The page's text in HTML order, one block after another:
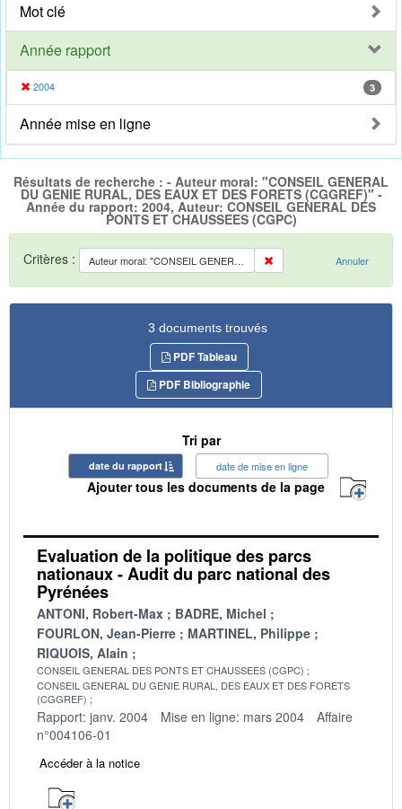
Mot clé
Année rapport
2004 3
Année mise en ligne
Résultats de recherche : - Auteur moral: "CONSEIL GENERAL
DU GENIE RURAL, DES EAUX ET DES FORETS (CGGREF)" -
Année du rapport: 2004, Auteur: CONSEIL GENERAL DES
PONTS ET CHAUSSEES (CGPC)
Critères : Auteur moral: "CONSEIL GENERAL DU GENIE RURAL, DES EAUX ET DES FORETS (CGGREF)" Annuler
3 documents trouvés
PDF Tableau
PDF Bibliographie
Tri par
date du rapport date de mise en ligne
Ajouter tous les documents de la page
Evaluation de la politique des parcs
nationaux - Audit du parc national des
Pyrénées
ANTONI, Robert-Max
BADRE, Michel
FOURLON, Jean-Pierre
MARTINEL, Philippe
RIQUOIS, Alain
CONSEIL GENERAL DES PONTS ET CHAUSSEES (CGPC)
CONSEIL GENERAL DU GENIE RURAL, DES EAUX ET DES FORETS
(CGGREF)
Rapport: janv. 2004 Mise en ligne: mars 2004
Affaire
n°004106-01
Accéder à la notice